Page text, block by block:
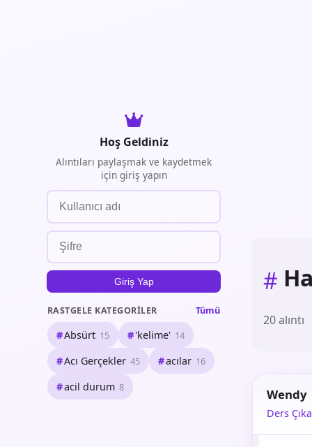
Hoş Geldiniz
Alıntıları paylaşmak ve kaydetmek
için giriş yapın
Giriş Yap
RASTGELE KATEGORILER Tümü
Absürt 15 'kelime' 14
Acı Gerçekler 45 acılar 16
acil durum 8
#
20 alıntı
Wendy
Ders